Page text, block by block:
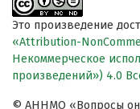
Это произведение
«Attribution-
Некоммерческое
произведений») 4.0
© АННМО «Вопросы